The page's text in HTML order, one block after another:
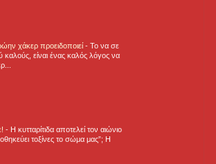
χάκερ προειδοποιεί- Το να σε
είναι ένας καλός λόγος να
- H κυτταρίτιδα αποτελεί τον αιώνιο
τοξίνες το σώμα μας”; Η